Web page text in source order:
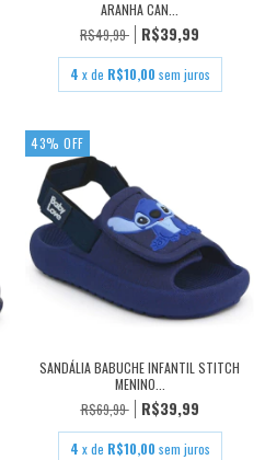
ARANHA CAN...
R$49,99
R$39,99
4 x de R$10,00 sem juros
43% OFF
SANDÁLIA BABUCHE INFANTIL STITCH
MENINO...
R$69,99
R$39,99
4 x de R$10,00 sem juros